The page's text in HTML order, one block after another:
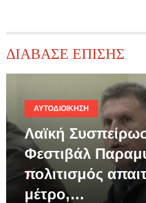
ΔΙΑΒΑΣΕ ΕΠΙΣΗΣ
ΑΥΤΟΔΙΟΊΚΗΣΗ
Λαϊκή
Φεστιβάλ
πολιτισμός
μέτρο,…